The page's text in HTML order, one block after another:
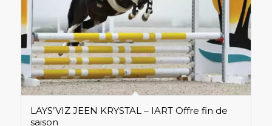
LAYS’VIZ JEEN KRYSTAL – IART Offre fin de
saison